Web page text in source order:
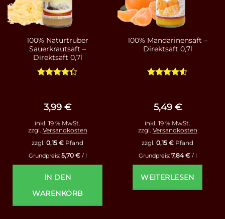
100% Naturtrüber
Sauerkrautsaft –
Direktsaft 0,7l
3,99 €
inkl. 19 % MwSt.
zzgl. Versandkosten
zzgl. 0,15 € Pfand
Grundpreis: 5,70 €/ l
IN DEN
WARENKORB
100% Mandarinensaft –
Direktsaft 0,7l
5,49 €
inkl. 19 % MwSt.
zzgl. Versandkosten
zzgl. 0,15 € Pfand
Grundpreis: 7,84€/ l
WEITERLESEN